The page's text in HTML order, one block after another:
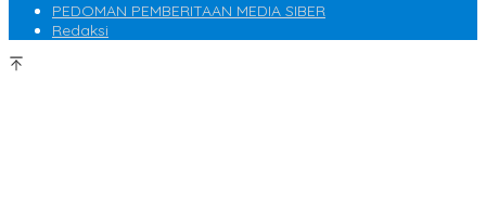
PEDOMAN PEMBERITAAN MEDIA SIBER
Redaksi